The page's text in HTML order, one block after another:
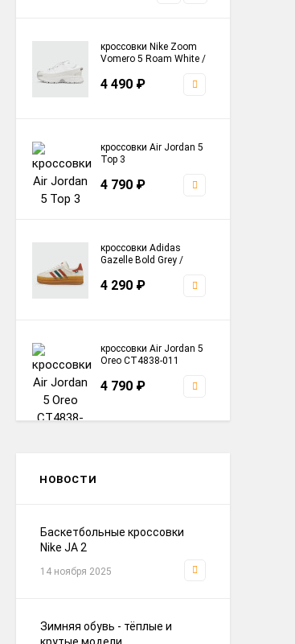
кроссовки Nike Zoom
Vomero 5 Roam White /
4 490 ₽
кроссовки Air Jordan 5
Top 3
4 790 ₽
кроссовки Adidas
Gazelle Bold Grey /
4 290 ₽
кроссовки Air Jordan 5
Oreo CT4838-011
4 790 ₽
Grey / Brown
НОВОСТИ
Баскетбольные кроссовки
Nike JA 2
14 ноября 2025
Зимняя обувь - тёплые и